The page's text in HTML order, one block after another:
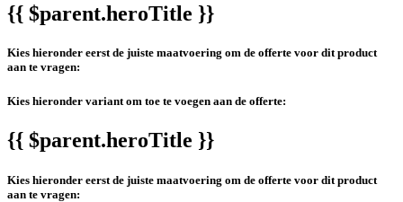
{{ $parent.heroTitle }}
Kies hieronder eerst de juiste maatvoering om de offerte voor dit product
aan te vragen:
Kies hieronder variant om toe te voegen aan de offerte:
{{ $parent.heroTitle }}
Kies hieronder eerst de juiste maatvoering om de offerte voor dit product
aan te vragen: